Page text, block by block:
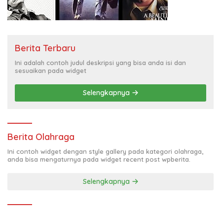
Berita Terbaru
Ini adalah contoh judul deskripsi yang bisa anda isi dan
sesuaikan pada widget
Selengkapnya
Berita Olahraga
Ini contoh widget dengan style gallery pada kategori olahraga,
anda bisa mengaturnya pada widget recent post wpberita.
Selengkapnya